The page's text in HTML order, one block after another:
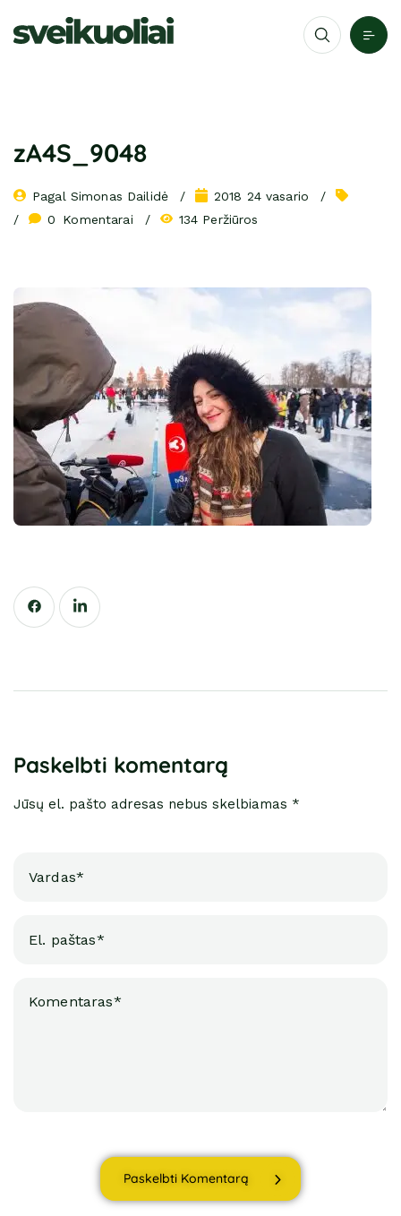
zA4S_9048
Pagal Simonas Dailidė
2018 24 vasario
0
Komentarai 134 Peržiūros
Paskelbti komentarą
Jūsų el. pašto adresas nebus skelbiamas *
Paskelbti Komentarą